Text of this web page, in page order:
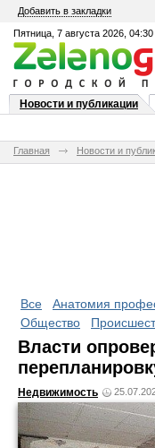
Добавить в закладки
Пятница, 7 августа 2026, 04:30
Новости и публикации
Главная Новости и
Все Анатомия
Общество
Власти
Недвижимость